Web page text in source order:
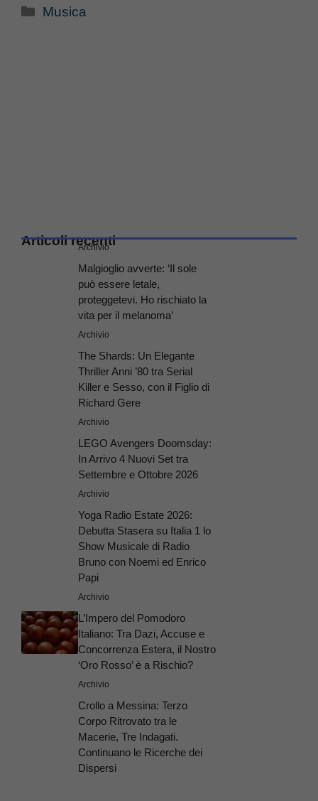
Categorie
Musica
Articoli recenti
Archivio
Malgioglio avverte: ‘Il sole
può essere letale,
proteggetevi. Ho rischiato la
vita per il melanoma’
Archivio
The Shards: Un Elegante
Thriller Anni ’80 tra Serial
Killer e Sesso, con il Figlio di
Richard Gere
Archivio
LEGO Avengers Doomsday:
In Arrivo 4 Nuovi Set tra
Settembre e Ottobre 2026
Archivio
Yoga Radio Estate 2026:
Debutta Stasera su Italia 1 lo
Show Musicale di Radio
Bruno con Noemi ed Enrico
Papi
Archivio
L’Impero del Pomodoro
Italiano: Tra Dazi, Accuse e
Concorrenza Estera, il Nostro
‘Oro Rosso’ è a Rischio?
Archivio
Crollo a Messina: Terzo
Corpo Ritrovato tra le
Macerie, Tre Indagati.
Continuano le Ricerche dei
Dispersi